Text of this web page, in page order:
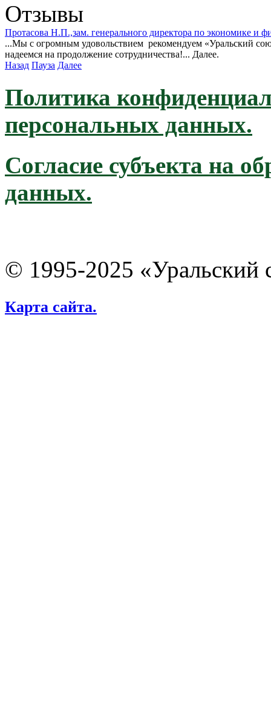
Отзывы
Протасова Н.П.,зам. генерального директора по
...Мы с огромным удовольствием рекомендуем «Уральский
надеемся на продолжение сотрудничества!... Далее.
Назад Пауза Далее
Политика
персональных данных.
Согласие субъекта на
данных.
© 1995-2025 «Уральский
Карта сайта.